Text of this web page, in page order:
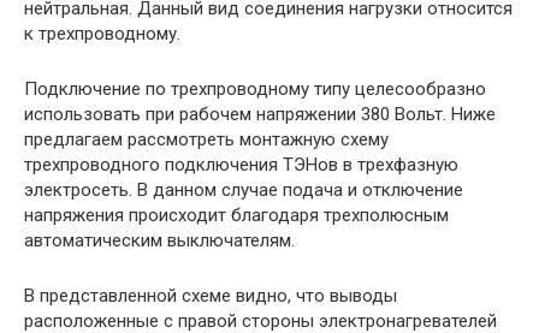
нейтральная. Данный вид соединения нагрузки относится
к трехпроводному.
Подключение по трехпроводному типу целесообразно
использовать при рабочем напряжении 380 Вольт. Ниже
предлагаем рассмотреть монтажную схему
трехпроводного подключения ТЭНов в трехфазную
электросеть. В данном случае подача и отключение
напряжения происходит благодаря трехполюсным
автоматическим выключателям.
В представленной схеме видно, что выводы
расположенные с правой стороны электронагревателей